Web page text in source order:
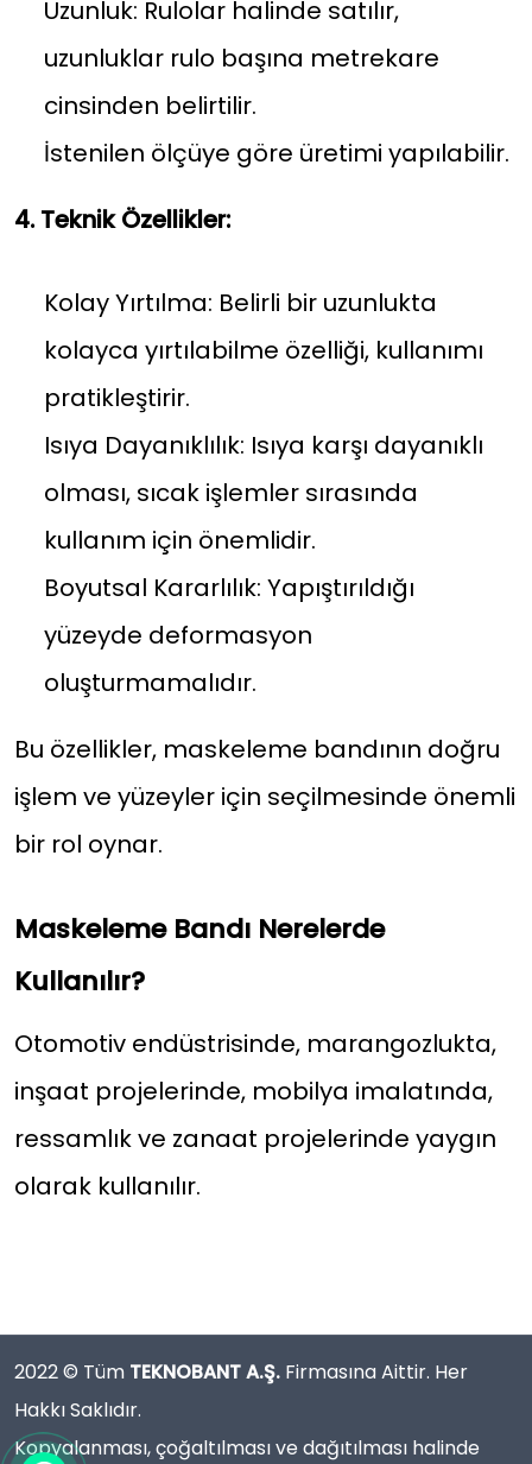
Uzunluk: Rulolar halinde satılır,
uzunluklar rulo başına metrekare
cinsinden belirtilir.
İstenilen ölçüye göre üretimi yapılabilir.
4. Teknik Özellikler:
Kolay Yırtılma: Belirli bir uzunlukta
kolayca yırtılabilme özelliği, kullanımı
pratikleştirir.
Isıya Dayanıklılık: Isıya karşı dayanıklı
olması, sıcak işlemler sırasında
kullanım için önemlidir.
Boyutsal Kararlılık: Yapıştırıldığı
yüzeyde deformasyon
oluşturmamalıdır.
Bu özellikler, maskeleme bandının doğru
işlem ve yüzeyler için seçilmesinde önemli
bir rol oynar.
Maskeleme Bandı Nerelerde
Kullanılır?
Otomotiv endüstrisinde, marangozlukta,
inşaat projelerinde, mobilya imalatında,
ressamlık ve zanaat projelerinde yaygın
olarak kullanılır.
2022 © Tüm TEKNOBANT A.Ş. Firmasına Aittir. Her
Hakkı Saklıdır.
Kopyalanması, çoğaltılması ve dağıtılması halinde